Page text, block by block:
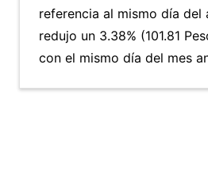
referencia al mismo día del
redujo un 3.38% (101.81
con el mismo día del mes